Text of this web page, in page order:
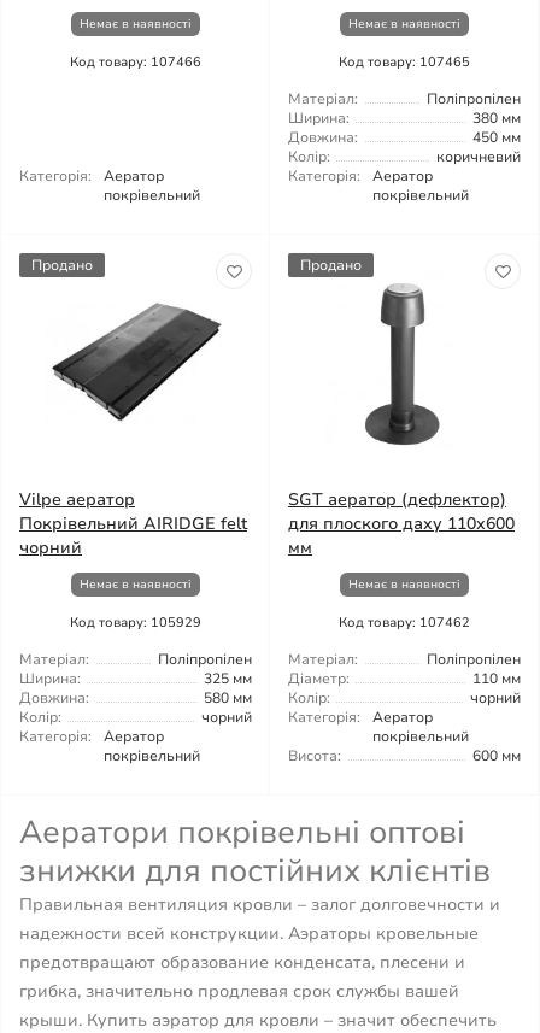
Немає в наявності
Код товару: 107466
Категорія:
Аератор
покрівельний
Немає в наявності
Код товару: 107465
Матеріал:
Поліпропілен
Ширина:
380 мм
Довжина:
450 мм
Колір:
коричневий
Категорія:
Аератор
покрівельний
Продано
Vilpe аератор
Покрівельний AIRIDGE felt
чорний
Немає в наявності
Код товару: 105929
Матеріал:
Поліпропілен
Ширина:
325 мм
Довжина:
580 мм
Колір:
чорний
Категорія:
Аератор
покрівельний
Продано
SGT аератор (дефлектор)
для плоского даху 110х600
мм
Немає в наявності
Код товару: 107462
Матеріал:
Поліпропілен
Діаметр:
110 мм
Колір:
чорний
Категорія:
Аератор
покрівельний
Висота:
600 мм
Аератори покрівельні оптові
знижки для постійних клієнтів
Правильная вентиляция кровли – залог долговечности и
надежности всей конструкции. Аэраторы кровельные
предотвращают образование конденсата, плесени и
грибка, значительно продлевая срок службы вашей
крыши. Купить аэратор для кровли – значит обеспечить